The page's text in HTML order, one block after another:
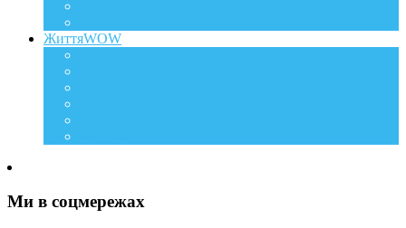
ЖиттяWOW
Ми в соцмережах